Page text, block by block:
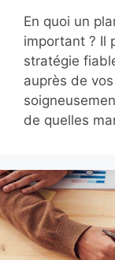
En quoi un
important ? Il
stratégie
auprès de
de quelles